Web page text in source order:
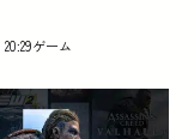
ゲーム